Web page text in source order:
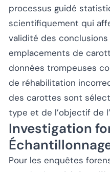
processus guidé
scientifiquement qui
validité des conclusions
emplacements de
données trompeuses
de réhabilitation
des carottes sont
type et de l’objectif de
Investigation
Pour les enquêtes